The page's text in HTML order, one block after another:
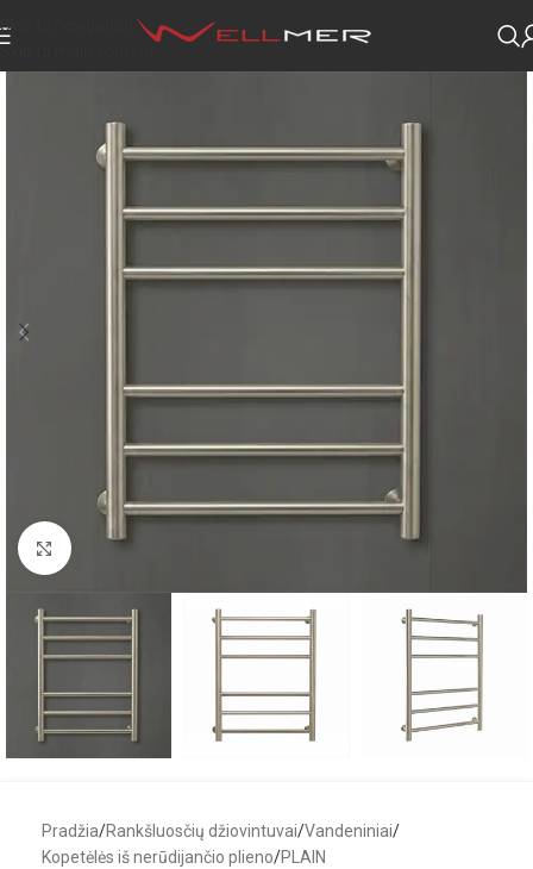
Skip to navigation
Click to enlarge
Pradžia/Rankšluosčių džiovintuvai/Vandeniniai/
Kopetėlės iš nerūdijančio plieno/PLAIN